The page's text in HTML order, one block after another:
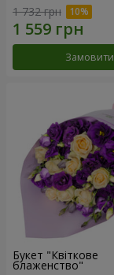
1 732 грн
Замовити
Букет "Квіткове
блаженство"